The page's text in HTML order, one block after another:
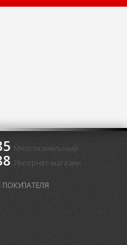
Многоканальный
Интернет-магазин